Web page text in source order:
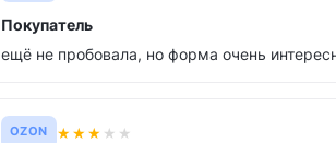
Покупатель
ещё не пробовала, но форма очень
OZON ★★★ ★ ★